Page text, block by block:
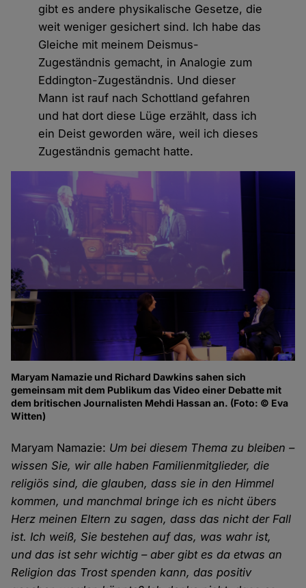
gibt es andere physikalische Gesetze, die
weit weniger gesichert sind. Ich habe das
Gleiche mit meinem Deismus-
Zugeständnis gemacht, in Analogie zum
Eddington-Zugeständnis. Und dieser
Mann ist rauf nach Schottland gefahren
und hat dort diese Lüge erzählt, dass ich
ein Deist geworden wäre, weil ich dieses
Zugeständnis gemacht hatte.
Maryam Namazie und Richard Dawkins sahen sich
gemeinsam mit dem Publikum das Video einer Debatte mit
dem britischen Journalisten Mehdi Hassan an. (Foto: © Eva
Witten)
Maryam Namazie: Um bei diesem Thema zu bleiben –
wissen Sie, wir alle haben Familienmitglieder, die
religiös sind, die glauben, dass sie in den Himmel
kommen, und manchmal bringe ich es nicht übers
Herz meinen Eltern zu sagen, dass das nicht der Fall
ist. Ich weiß, Sie bestehen auf das, was wahr ist,
und das ist sehr wichtig – aber gibt es da etwas an
Religion das Trost spenden kann, das positiv